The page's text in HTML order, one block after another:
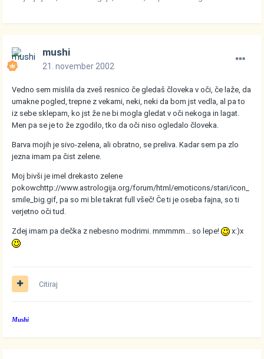
mushi
21. november 2002
Vedno sem mislila da zveš resnico če gledaš človeka v oči, če laže, da
umakne pogled, trepne z vekami, neki, neki da bom jst vedla, al pa to
iz sebe sklepam, ko jst že ne bi mogla gledat v oči nekoga in lagat.
Men pa se je to že zgodilo, tko da oči niso ogledalo človeka.
Barva mojih je sivo-zelena, ali obratno, se preliva. Kadar sem pa zlo
jezna imam pa čist zelene.
Moj bivši je imel drekasto zelene
pokowchttp://www.astrologija.org/forum/html/emoticons/stari/icon_
smile_big.gif , pa so mi ble takrat full všeč! Če ti je oseba fajna, so ti
verjetno oči tud.
Zdej imam pa dečka z nebesno modrimi. mmmmm... so lepe! x:)x
Citiraj
Mushi